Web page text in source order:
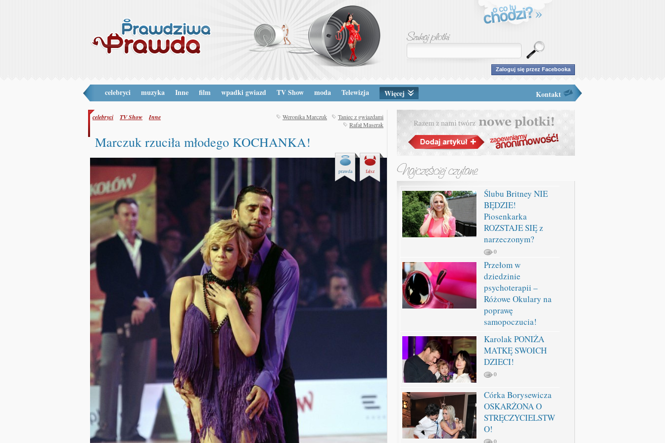
Zaloguj się przez Facebooka
celebryci muzyka Inne film wpadki gwiazd TV Show moda Telewizja Więcej Kontakt
celebryci TV Show Inne Weronika Marczuk
Taniec z gwiazdami
Rafał Maserak
Marczuk rzuciła młodego KOCHANKA!
prawda fałsz
Ślubu Britney NIE
BĘDZIE!
Piosenkarka
ROZSTAJE SIĘ z
narzeczonym?
0
Przełom w
dziedzinie
psychoterapii –
Różowe Okulary na
poprawę
samopoczucia!
Karolak PONIŻA
MATKĘ SWOICH
DZIECI!
0
Córka Borysewicza
OSKARŻONA O
STRĘCZYCIELSTW
O!
0